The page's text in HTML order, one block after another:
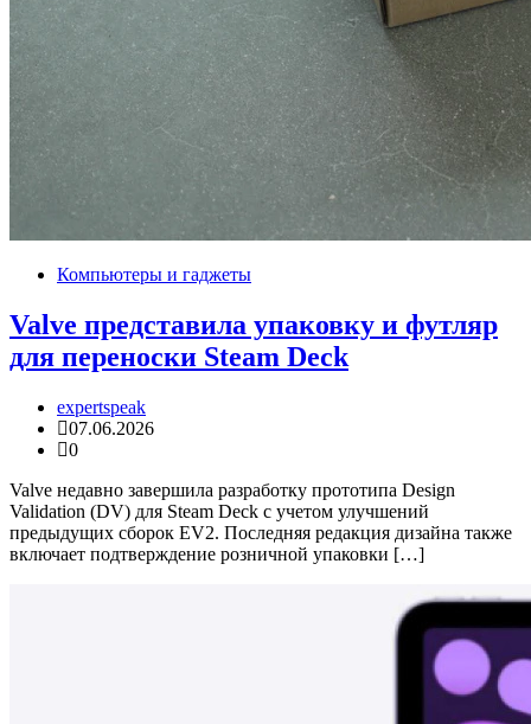
Компьютеры и гаджеты
Valve представила упаковку и футляр
для переноски Steam Deck
expertspeak
07.06.2026
0
Valve недавно завершила разработку прототипа Design
Validation (DV) для Steam Deck с учетом улучшений
предыдущих сборок EV2. Последняя редакция дизайна также
включает подтверждение розничной упаковки […]